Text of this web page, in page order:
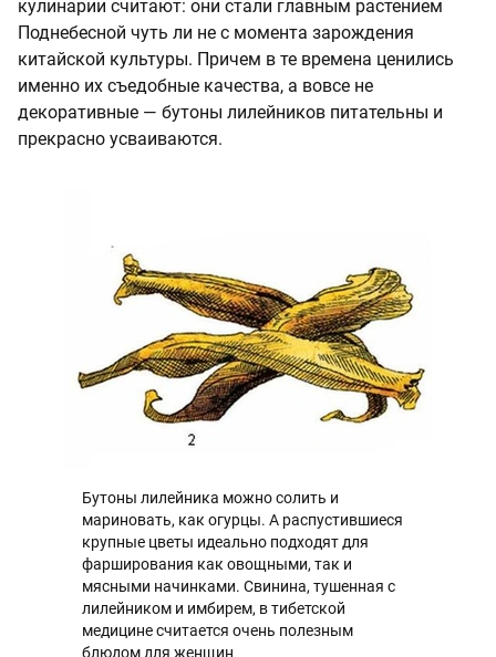
кулинарии считают: они стали главным растением
Поднебесной чуть ли не с момента зарождения
китайской культуры. Причем в те времена ценились
именно их съедобные качества, а вовсе не
декоративные — бутоны лилейников питательны и
прекрасно усваиваются.
Бутоны лилейника можно солить и
мариновать, как огурцы. А распустившиеся
крупные цветы идеально подходят для
фарширования как овощными, так и
мясными начинками. Свинина, тушенная с
лилейником и имбирем, в тибетской
медицине считается очень полезным
блюдом для женщин